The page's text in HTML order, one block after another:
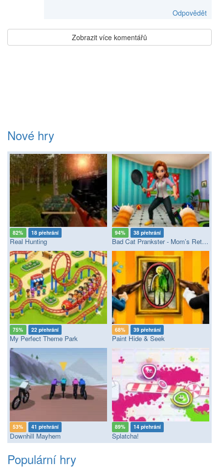
Odpovědět
Zobrazit více komentářů
Nové hry
82% 18 přehrání
Real Hunting
94% 38 přehrání
Bad Cat Prankster - Mom’s Return
75% 22 přehrání
My Perfect Theme Park
68% 39 přehrání
Paint Hide & Seek
53% 41 přehrání
Downhill Mayhem
89% 14 přehrání
Splatcha!
Populární hry